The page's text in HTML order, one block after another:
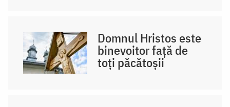
Domnul Hristos este
binevoitor față de
toți păcătoșii